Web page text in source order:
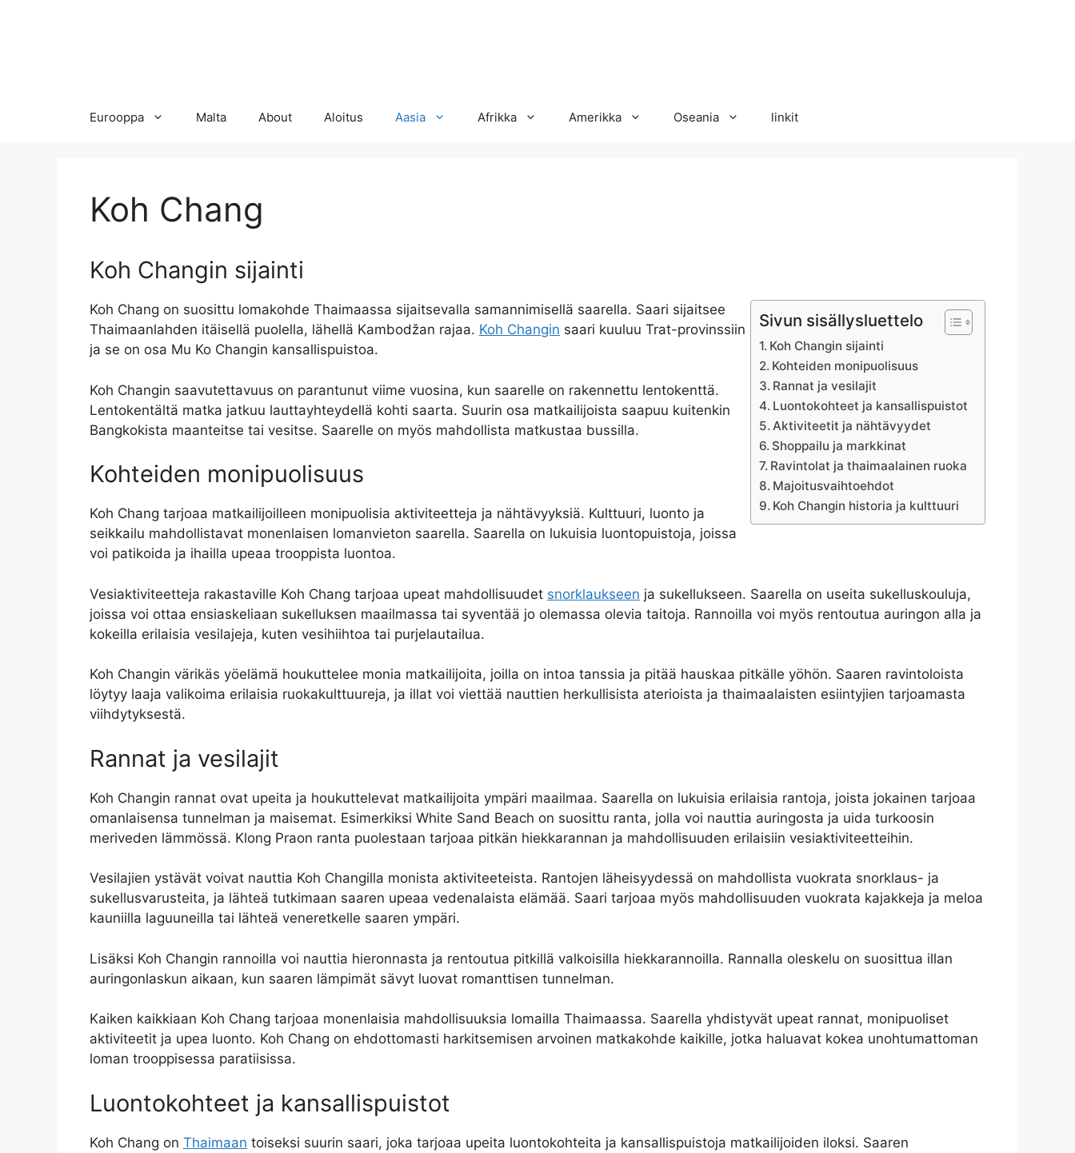
Eurooppa Malta About Aloitus Aasia Afrikka Amerikka Oseania linkit
Koh Chang
Koh Changin sijainti
Sivun sisällysluettelo
Koh Changin sijainti
Kohteiden monipuolisuus
Rannat ja vesilajit
Luontokohteet ja kansallispuistot
Aktiviteetit ja nähtävyydet
Shoppailu ja markkinat
Ravintolat ja thaimaalainen ruoka
Majoitusvaihtoehdot
Koh Changin historia ja kulttuuri
Koh Chang on suosittu lomakohde Thaimaassa sijaitsevalla samannimisellä saarella. Saari sijaitsee
Thaimaanlahden itäisellä puolella, lähellä Kambodžan rajaa. Koh Changin saari kuuluu Trat-provinssiin
ja se on osa Mu Ko Changin kansallispuistoa.
Koh Changin saavutettavuus on parantunut viime vuosina, kun saarelle on rakennettu lentokenttä.
Lentokentältä matka jatkuu lauttayhteydellä kohti saarta. Suurin osa matkailijoista saapuu kuitenkin
Bangkokista maanteitse tai vesitse. Saarelle on myös mahdollista matkustaa bussilla.
Kohteiden monipuolisuus
Koh Chang tarjoaa matkailijoilleen monipuolisia aktiviteetteja ja nähtävyyksiä. Kulttuuri, luonto ja
seikkailu mahdollistavat monenlaisen lomanvieton saarella. Saarella on lukuisia luontopuistoja, joissa
voi patikoida ja ihailla upeaa trooppista luontoa.
Vesiaktiviteetteja rakastaville Koh Chang tarjoaa upeat mahdollisuudet snorklaukseen ja sukellukseen. Saarella on useita sukelluskouluja,
joissa voi ottaa ensiaskeliaan sukelluksen maailmassa tai syventää jo olemassa olevia taitoja. Rannoilla voi myös rentoutua auringon alla ja
kokeilla erilaisia vesilajeja, kuten vesihiihtoa tai purjelautailua.
Koh Changin värikäs yöelämä houkuttelee monia matkailijoita, joilla on intoa tanssia ja pitää hauskaa pitkälle yöhön. Saaren ravintoloista
löytyy laaja valikoima erilaisia ruokakulttuureja, ja illat voi viettää nauttien herkullisista aterioista ja thaimaalaisten esiintyjien tarjoamasta
viihdytyksestä.
Rannat ja vesilajit
Koh Changin rannat ovat upeita ja houkuttelevat matkailijoita ympäri maailmaa. Saarella on lukuisia erilaisia rantoja, joista jokainen tarjoaa
omanlaisensa tunnelman ja maisemat. Esimerkiksi White Sand Beach on suosittu ranta, jolla voi nauttia auringosta ja uida turkoosin
meriveden lämmössä. Klong Praon ranta puolestaan tarjoaa pitkän hiekkarannan ja mahdollisuuden erilaisiin vesiaktiviteetteihin.
Vesilajien ystävät voivat nauttia Koh Changilla monista aktiviteeteista. Rantojen läheisyydessä on mahdollista vuokrata snorklaus- ja
sukellusvarusteita, ja lähteä tutkimaan saaren upeaa vedenalaista elämää. Saari tarjoaa myös mahdollisuuden vuokrata kajakkeja ja meloa
kauniilla laguuneilla tai lähteä veneretkelle saaren ympäri.
Lisäksi Koh Changin rannoilla voi nauttia hieronnasta ja rentoutua pitkillä valkoisilla hiekkarannoilla. Rannalla oleskelu on suosittua illan
auringonlaskun aikaan, kun saaren lämpimät sävyt luovat romanttisen tunnelman.
Kaiken kaikkiaan Koh Chang tarjoaa monenlaisia mahdollisuuksia lomailla Thaimaassa. Saarella yhdistyvät upeat rannat, monipuoliset
aktiviteetit ja upea luonto. Koh Chang on ehdottomasti harkitsemisen arvoinen matkakohde kaikille, jotka haluavat kokea unohtumattoman
loman trooppisessa paratiisissa.
Luontokohteet ja kansallispuistot
Koh Chang on Thaimaan toiseksi suurin saari, joka tarjoaa upeita luontokohteita ja kansallispuistoja matkailijoiden iloksi. Saaren